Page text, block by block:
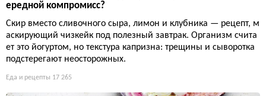
ередной компромисс?
Скир вместо сливочного сыра, лимон и клубника — рецепт, м
аскирующий чизкейк под полезный завтрак. Организм счита
ет это йогуртом, но текстура капризна: трещины и сыворотка
подстерегают неосторожных.
Еда и рецепты 17 265